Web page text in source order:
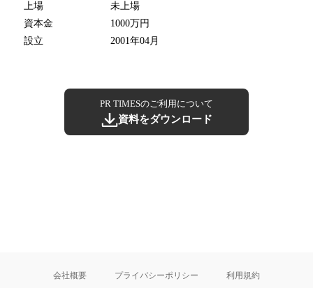
上場
未上場
資本金
1000万円
設立
2001年04月
PR TIMESのご利用について
資料をダウンロード
会社概要 プライバシーポリシー 利用規約